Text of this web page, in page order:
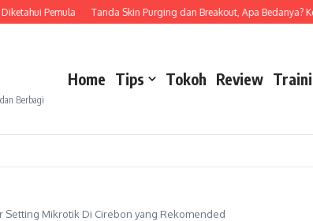
Pemula Tanda Skin Purging dan Breakout, Apa Bedanya? Kenali
Berbagi
Home Tips Tokoh Review
Setting Mikrotik Di Cirebon yang Rekomended